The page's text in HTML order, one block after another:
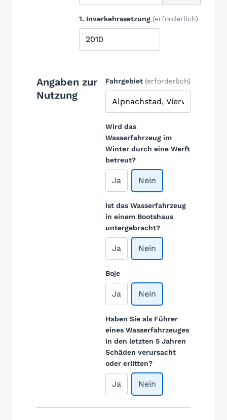
1. Inverkehrssetzung (erforderlich)
Angaben zur
Nutzung
Fahrgebiet (erforderlich)
Wird das
Wasserfahrzeug im
Winter durch eine Werft
betreut?
Ja Nein
Ist das Wasserfahrzeug
in einem Bootshaus
untergebracht?
Ja Nein
Boje
Ja Nein
Haben Sie als Führer
eines Wasserfahrzeuges
in den letzten 5 Jahren
Schäden verursacht
oder erlitten?
Ja Nein